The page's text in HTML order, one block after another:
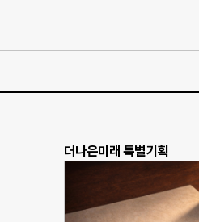
더나은미래 특별기획